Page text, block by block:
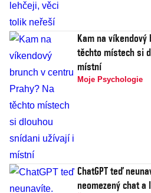
Kam na víkendový
těchto místech si
místní
Moje Psychologie
ChatGPT teď
neomezený chat a